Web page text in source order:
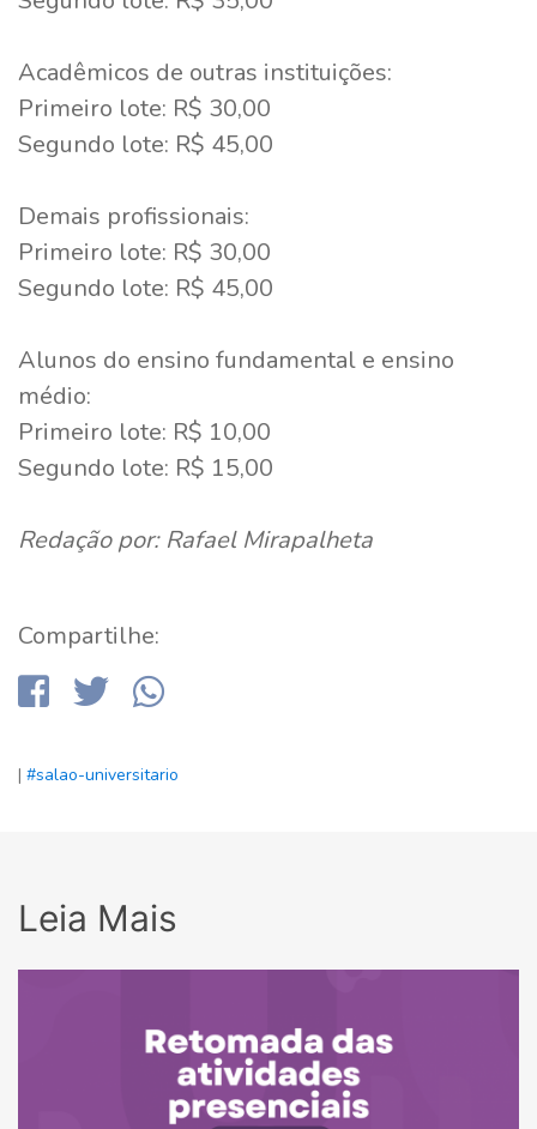
Acadêmicos de outras instituições:
Primeiro lote: R$ 30,00
Segundo lote: R$ 45,00
Demais profissionais:
Primeiro lote: R$ 30,00
Segundo lote: R$ 45,00
Alunos do ensino fundamental e ensino
médio:
Primeiro lote: R$ 10,00
Segundo lote: R$ 15,00
Redação por: Rafael Mirapalheta
Compartilhe:
| #salao-universitario
Leia Mais